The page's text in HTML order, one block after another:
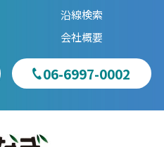
沿線検索
会社概要
06-6997-0002